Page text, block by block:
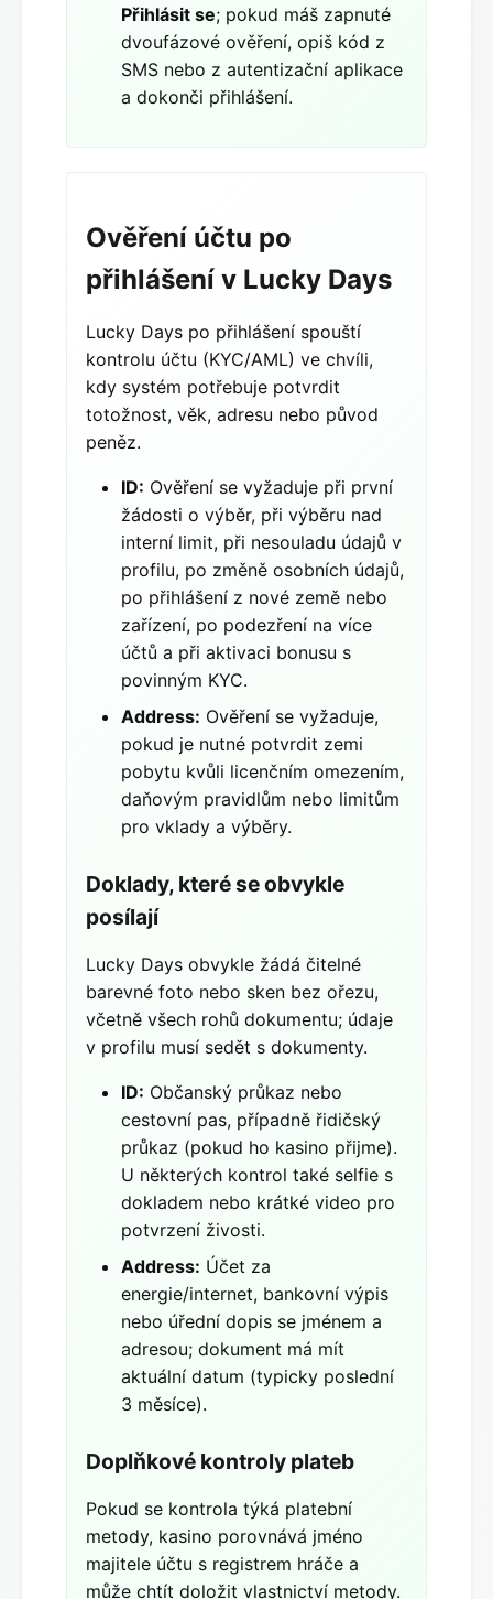
Přihlásit se; pokud máš zapnuté
dvoufázové ověření, opiš kód z
SMS nebo z autentizační aplikace
a dokonči přihlášení.
Ověření účtu po
přihlášení v Lucky Days
Lucky Days po přihlášení spouští
kontrolu účtu (KYC/AML) ve chvíli,
kdy systém potřebuje potvrdit
totožnost, věk, adresu nebo původ
peněz.
ID: Ověření se vyžaduje při první
žádosti o výběr, při výběru nad
interní limit, při nesouladu údajů v
profilu, po změně osobních údajů,
po přihlášení z nové země nebo
zařízení, po podezření na více
účtů a při aktivaci bonusu s
povinným KYC.
Address: Ověření se vyžaduje,
pokud je nutné potvrdit zemi
pobytu kvůli licenčním omezením,
daňovým pravidlům nebo limitům
pro vklady a výběry.
Doklady, které se obvykle
posílají
Lucky Days obvykle žádá čitelné
barevné foto nebo sken bez ořezu,
včetně všech rohů dokumentu; údaje
v profilu musí sedět s dokumenty.
ID: Občanský průkaz nebo
cestovní pas, případně řidičský
průkaz (pokud ho kasino přijme).
U některých kontrol také selfie s
dokladem nebo krátké video pro
potvrzení živosti.
Address: Účet za
energie/internet, bankovní výpis
nebo úřední dopis se jménem a
adresou; dokument má mít
aktuální datum (typicky poslední
3 měsíce).
Doplňkové kontroly plateb
Pokud se kontrola týká platební
metody, kasino porovnává jméno
majitele účtu s registrem hráče a
může chtít doložit vlastnictví metody.